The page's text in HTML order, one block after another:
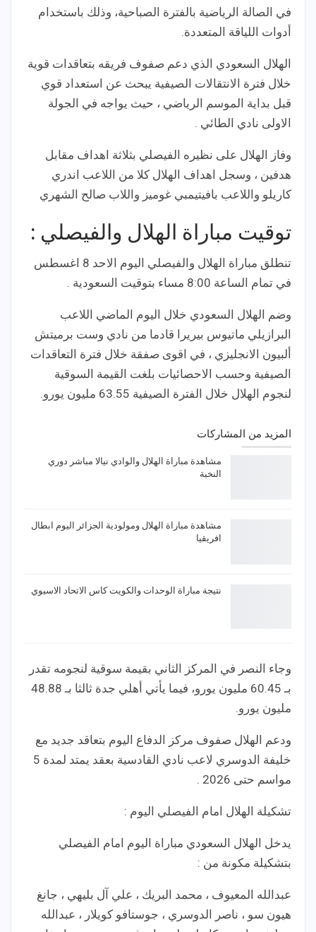
في الصالة الرياضية بالفترة الصباحية، وذلك باستخدام
أدوات اللياقة المتعددة.
الهلال السعودي الذي دعم صفوف فريقه بتعاقدات قوية
خلال فترة الانتقالات الصيفية يبحث عن استعداد قوي
قبل بداية الموسم الرياضي ، حيث يواجه في الجولة
الاولى نادي الطائي .
وفاز الهلال على نظيره الفيصلي بثلاثة اهداف مقابل
هدفين ، وسجل اهداف الهلال كلا من اللاعب اندري
كاريلو واللاعب بافيتيمبي غوميز واللاب صالح الشهري
توقيت مباراة الهلال والفيصلي :
تنطلق مباراة الهلال والفيصلي اليوم الاحد 8 اغسطس
في تمام الساعة 8:00 مساء بتوقيت السعودية .
وضم الهلال السعودي خلال اليوم الماضي اللاعب
البرازيلي ماتيوس بيريرا قادما من نادي وست برميتش
ألبيون الانجليزي ، في اقوى صفقة خلال فترة التعاقدات
الصيفية وحسب الاحصائيات بلغت القيمة السوقية
لنجوم الهلال خلال الفترة الصيفية 63.55 مليون يورو.
المزيد من المشاركات
مشاهدة مباراة الهلال والوادي نيالا مباشر دوري
النخبة
مشاهدة مباراة الهلال ومولودية الجزائر اليوم ابطال
افريقيا
نتيجة مباراة الوحدات والكويت كاس الاتحاد الاسيوي
وجاء النصر في المركز الثاني بقيمة سوقية لنجومه تقدر
بـ 60.45 مليون يورو، فيما يأتي أهلي جدة ثالثا بـ 48.88
مليون يورو.
ودعم الهلال صفوف مركز الدفاع اليوم بتعاقد جديد مع
خليفة الدوسري لاعب نادي القادسية بعقد يمتد لمدة 5
مواسم حتى 2026 .
تشكيلة الهلال امام الفيصلي اليوم :
يدخل الهلال السعودي مباراة اليوم امام الفيصلي
بتشكيلة مكونة من :
عبدالله المعيوف ، محمد البريك ، علي آل بليهي ، جانغ
هيون سو ، ناصر الدوسري ، جوستافو كويلار ، عبدالله